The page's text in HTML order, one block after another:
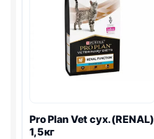
Pro PlanVet сух. (RENAL)
1,5кг